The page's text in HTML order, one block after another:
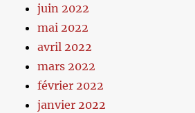
juin 2022
mai 2022
avril 2022
mars 2022
février 2022
janvier 2022